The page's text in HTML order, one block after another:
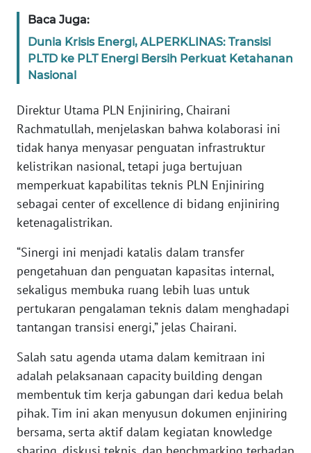
Baca Juga:
Dunia Krisis Energi, ALPERKLINAS: Transisi
PLTD ke PLT Energi Bersih Perkuat Ketahanan
Nasional
Direktur Utama PLN Enjiniring, Chairani
Rachmatullah, menjelaskan bahwa kolaborasi ini
tidak hanya menyasar penguatan infrastruktur
kelistrikan nasional, tetapi juga bertujuan
memperkuat kapabilitas teknis PLN Enjiniring
sebagai center of excellence di bidang enjiniring
ketenagalistrikan.
“Sinergi ini menjadi katalis dalam transfer
pengetahuan dan penguatan kapasitas internal,
sekaligus membuka ruang lebih luas untuk
pertukaran pengalaman teknis dalam menghadapi
tantangan transisi energi,” jelas Chairani.
Salah satu agenda utama dalam kemitraan ini
adalah pelaksanaan capacity building dengan
membentuk tim kerja gabungan dari kedua belah
pihak. Tim ini akan menyusun dokumen enjiniring
bersama, serta aktif dalam kegiatan knowledge
WN
NTB
WN
WN
SULBAR
BABEL
WN
WN
SUMSEL
WN
WN
LAMPUNG
WN
JATENG